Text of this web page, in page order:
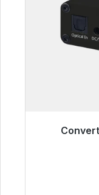
Pronto per